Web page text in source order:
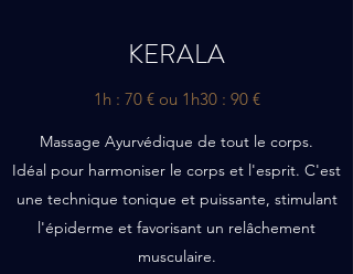
KERALA
1h : 70 € ou 1h30 : 90 €
Massage Ayurvédique de tout le corps.
Idéal pour harmoniser le corps et l'esprit. C'est
une technique tonique et puissante, stimulant
l'épiderme et favorisant un relâchement
musculaire.